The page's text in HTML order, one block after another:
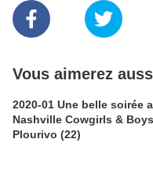
Vous aimerez
2020-01 Une belle soirée
Nashville Cowgirls &
Plourivo (22)